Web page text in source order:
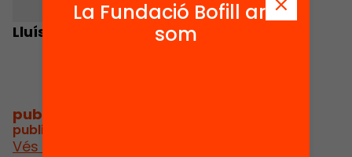
Lluís Recolons
publicacions i vídeos
publicacions i vídeos relacionats
Vés a publicacions i vídeos
La Fundació Bofill ara
som